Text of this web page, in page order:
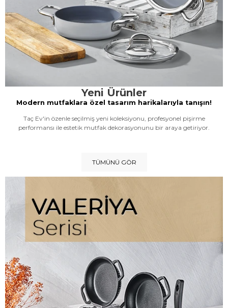
Yeni Ürünler
Modern mutfaklara özel tasarım harikalarıyla tanışın!
Taç Ev'in özenle seçilmiş yeni koleksiyonu, profesyonel pişirme
performansı ile estetik mutfak dekorasyonunu bir araya getiriyor.
TÜMÜNÜ GÖR